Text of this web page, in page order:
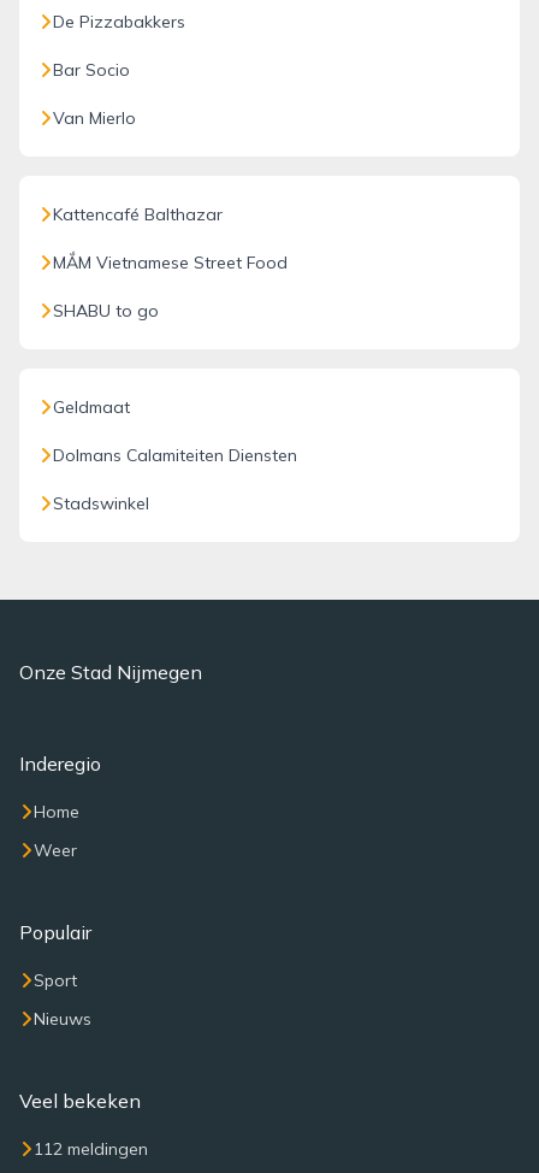
De Pizzabakkers
Bar Socio
Van Mierlo
Kattencafé Balthazar
MẮM Vietnamese Street Food
SHABU to go
Geldmaat
Dolmans Calamiteiten Diensten
Stadswinkel
Onze Stad Nijmegen
Inderegio
Home
Weer
Populair
Sport
Nieuws
Veel bekeken
112 meldingen